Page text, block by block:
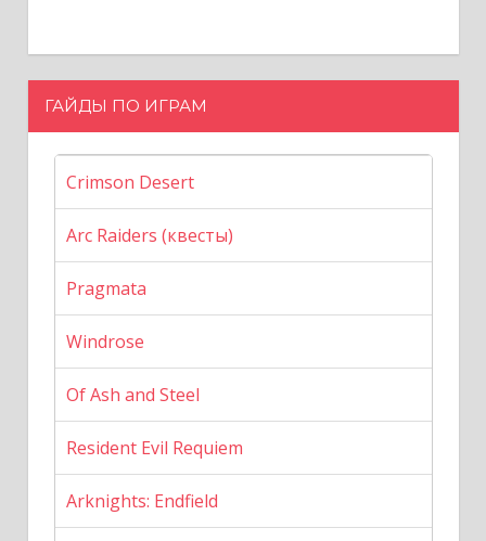
ГАЙДЫ ПО ИГРАМ
Crimson Desert
Arc Raiders (квесты)
Pragmata
Windrose
Of Ash and Steel
Resident Evil Requiem
Arknights: Endfield